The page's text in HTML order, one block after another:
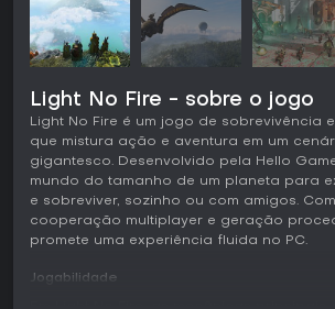
Light No Fire - sobre o jogo
Light No Fire é um jogo de sobrevivência
que mistura ação e aventura em um
gigantesco. Desenvolvido pela Hello
mundo do tamanho de um planeta para
e sobreviver, sozinho ou com amigos.
cooperação multiplayer e geração
promete uma experiência fluida no PC.
Jogabilidade